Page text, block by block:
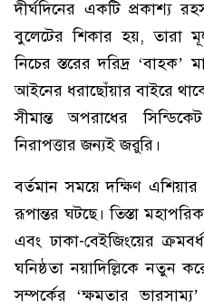
দীর্ঘদিনের একটি প্রকাশ্য
বুলেটের শিকার হয়, তারা
নিচের স্তরের দরিদ্র
আইনের ধরাছোঁয়ার বাইরে
সীমান্ত অপরাধের
নিরাপত্তার জন্যই জরুরি।
বর্তমান সময়ে দক্ষিণ
রূপান্তর ঘটছে। তিস্তা
এবং ঢাকা-বেইজিংয়ের
ঘনিষ্ঠতা নয়াদিল্লিকে নতুন
সম্পর্কের ‘ক্ষমতার